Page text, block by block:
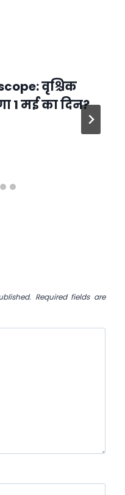
वृश्चिक
1 मई का दिन?
Required fields are